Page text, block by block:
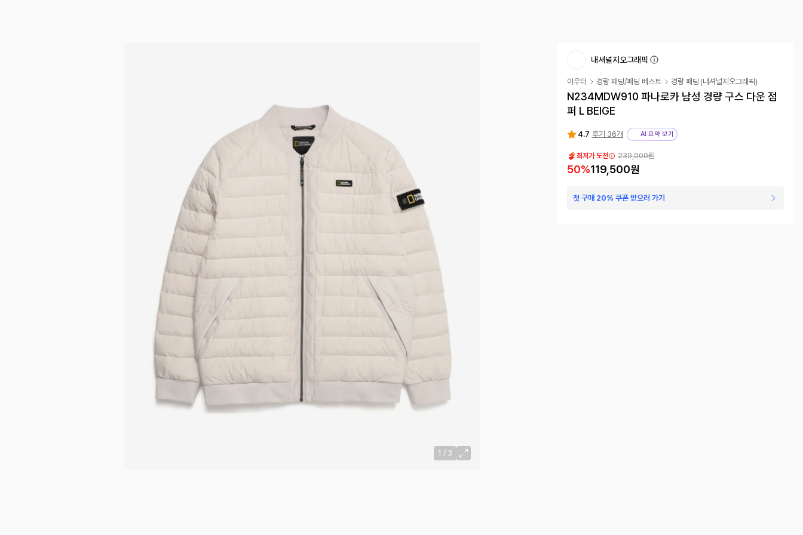
1 / 3
내셔널지오그래픽
아우터 경량 패딩/패딩 베스트 경량 패딩 (내셔널지오그래픽)
N234MDW910 파나로카 남성 경량 구스 다운 점
퍼 L BEIGE
4.7 후기 36개 AI 요약 보기
최저가 도전 239,000원
50%119,500원
첫 구매 20% 쿠폰 받으러 가기